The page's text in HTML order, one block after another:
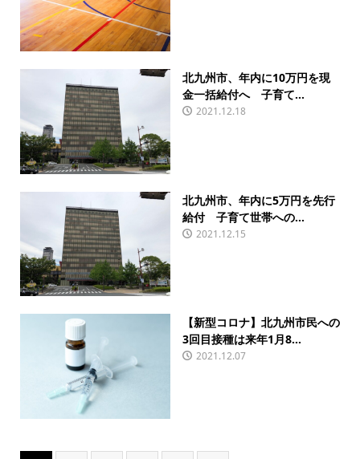
北九州市、年内に10万円を現
金一括給付へ 子育て...
2021.12.18
北九州市、年内に5万円を先行
給付 子育て世帯への...
2021.12.15
【新型コロナ】北九州市民への
3回目接種は来年1月8...
2021.12.07